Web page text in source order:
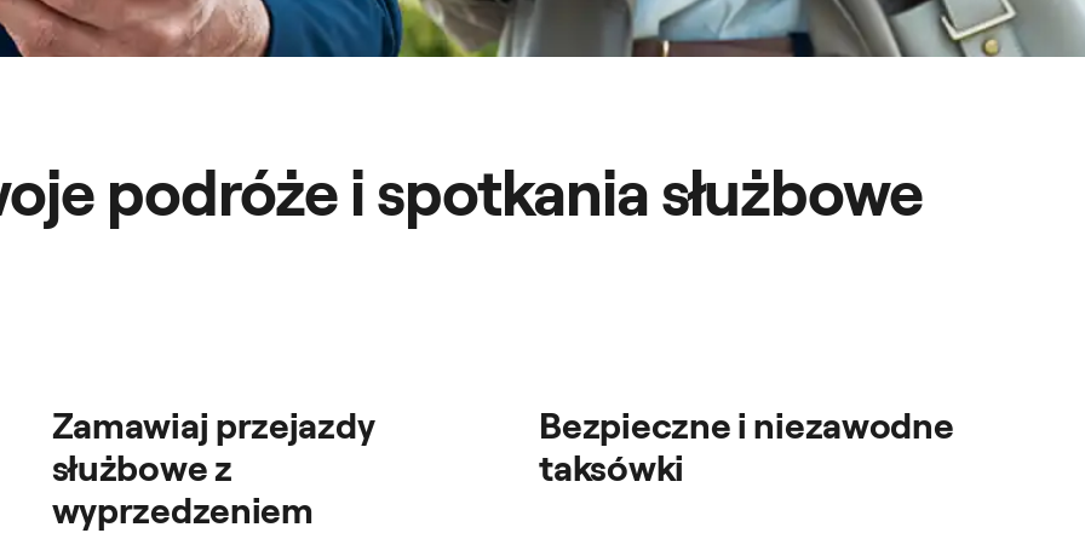
podróże i spotkania służbowe
Zamawiaj przejazdy
służbowe z
wyprzedzeniem
Bezpieczne i niezawodne
taksówki